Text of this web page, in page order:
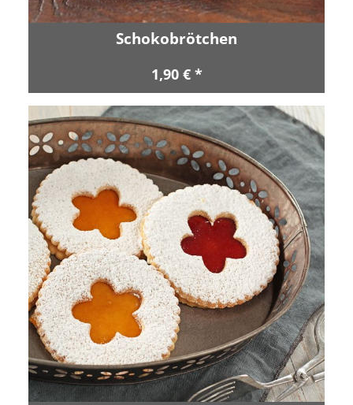
Schokobrötchen
1,90 € *